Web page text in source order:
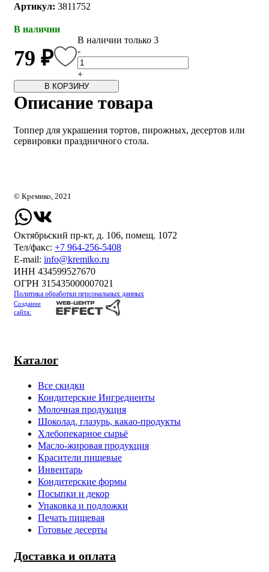
Артикул: 3811752
В наличии
79 ₽
В наличии только 3
-
+
В КОРЗИНУ
Описание товара
Топпер для украшения тортов, пирожных, десертов или
сервировки праздничного стола.
Каталог
Все скидки
Кондитерские Ингредиенты
Молочная продукция
Шоколад, глазурь, какао-продукты
Хлебопекарное сырьё
Масло-жировая продукция
Красители пищевые
Инвентарь
Кондитерские формы
Посыпки и декор
Упаковка и подложки
Печать пищевая
Готовые десерты
Доставка и оплата
© Кремико, 2021
Октябрьский пр-кт, д. 106, помещ. 1072
Тел/факс: +7 964-256-5408
Е-mail: info@kremiko.ru
ИНН 434599527670
ОГРН 315435000007021
Политика обработки персональных данных
Создание
сайта: